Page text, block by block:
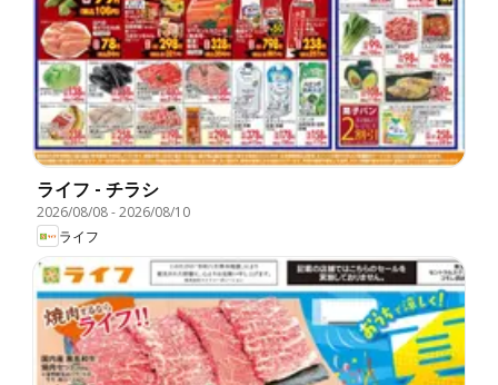
ライフ - チラシ
2026/08/08-2026/08/10
ライフ